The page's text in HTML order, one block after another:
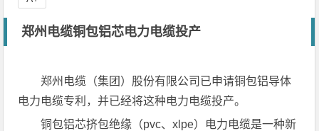
郑州电缆铜包铝芯电力电缆投产
郑州电缆（集团）股份有限公司已申请铜包铝导体
电力电缆专利，并已经将这种电力电缆投产。
铜包铝芯挤包绝缘（pvc、xlpe）电力电缆是一种新